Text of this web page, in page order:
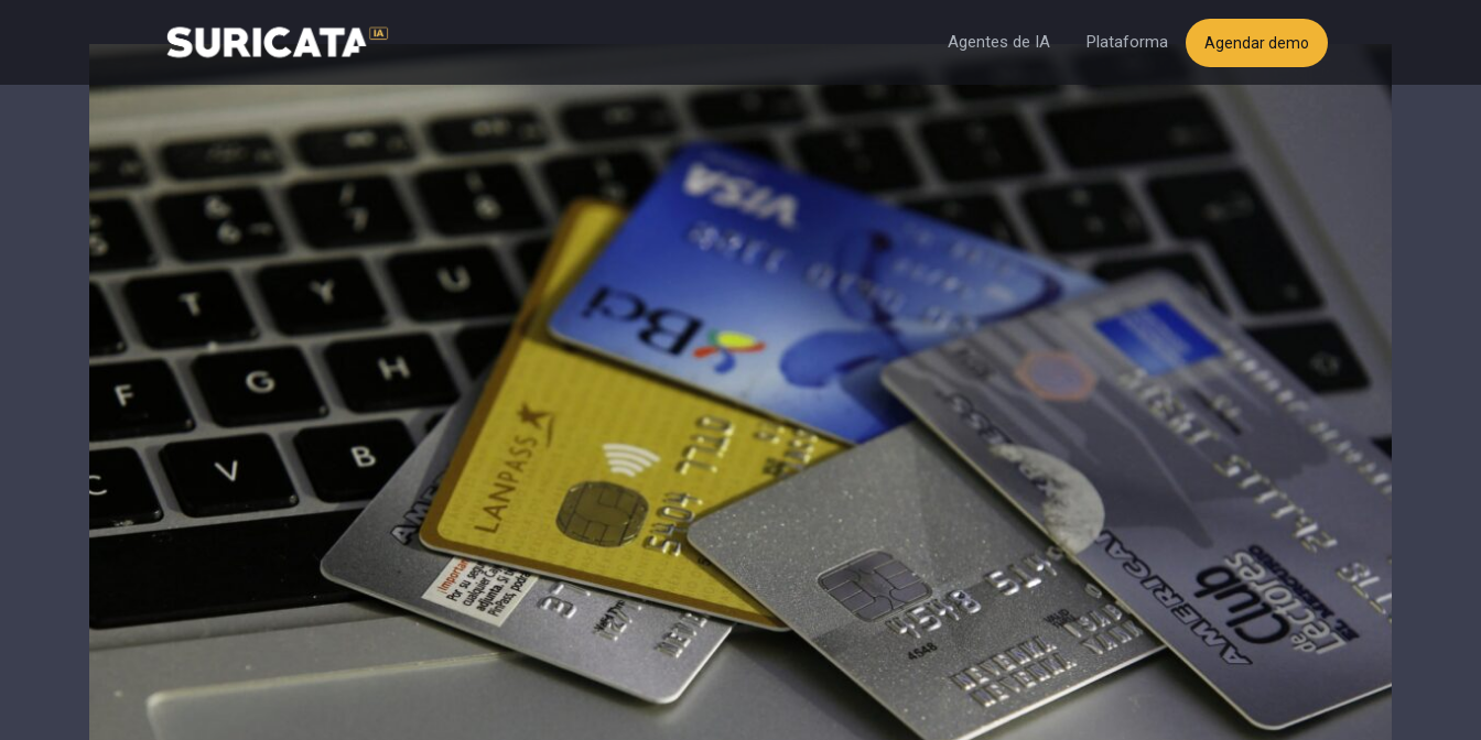
Agentes de IA Plataforma Agendar demo